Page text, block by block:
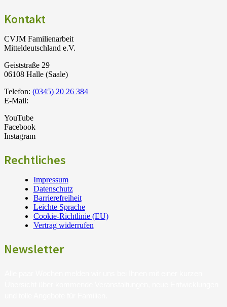
Kontakt
CVJM Familienarbeit
Mitteldeutschland e.V.
Geiststraße 29
06108 Halle (Saale)
Telefon: (0345) 20 26 384
E-Mail:
YouTube
Facebook
Instagram
Rechtliches
Impressum
Datenschutz
Barrierefreiheit
Leichte Sprache
Cookie-Richtlinie (EU)
Vertrag widerrufen
Newsletter